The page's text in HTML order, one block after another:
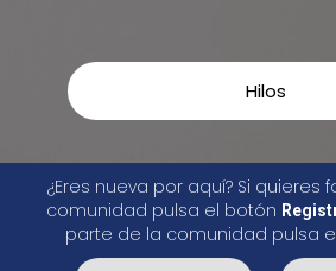
Hilos
¿Eres nueva por aquí? Si quieres
comunidad pulsa el botón
parte de la comunidad pulsa